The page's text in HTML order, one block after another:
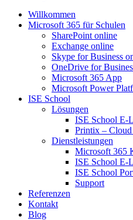
Willkommen
Microsoft 365 für Schulen​
SharePoint online
Exchange online
Skype for Business
OneDrive for
Microsoft 365 App
Microsoft Power
ISE School
Lösungen
ISE School E-
Printix –
Dienstleistungen
Microsoft 365
ISE School E-
ISE School
Support
Referenzen
Kontakt
Blog